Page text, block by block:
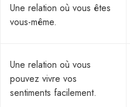
Une relation où vous êtes
vous-même.
Une relation où vous
pouvez vivre vos
sentiments facilement.